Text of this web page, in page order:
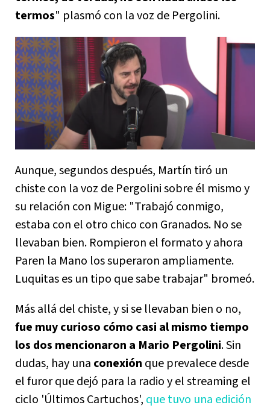
termos" plasmó con la voz de Pergolini.
Aunque, segundos después, Martín tiró un
chiste con la voz de Pergolini sobre él mismo y
su relación con Migue: "Trabajó conmigo,
estaba con el otro chico con Granados. No se
llevaban bien. Rompieron el formato y ahora
Paren la Mano los superaron ampliamente.
Luquitas es un tipo que sabe trabajar" bromeó.
Más allá del chiste, y si se llevaban bien o no,
fue muy curioso cómo casi al mismo tiempo
los dos mencionaron a Mario Pergolini. Sin
dudas, hay una conexión que prevalece desde
el furor que dejó para la radio y el streaming el
ciclo 'Últimos Cartuchos', que tuvo una edición